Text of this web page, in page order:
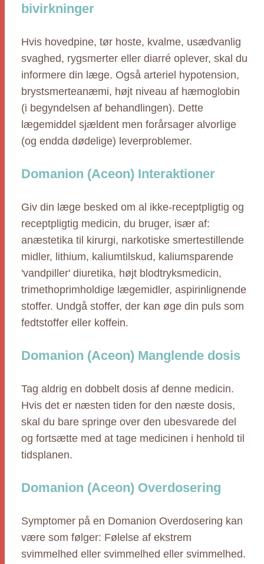
bivirkninger
Hvis hovedpine, tør hoste, kvalme, usædvanlig
svaghed, rygsmerter eller diarré oplever, skal du
informere din læge. Også arteriel hypotension,
brystsmerteanæmi, højt niveau af hæmoglobin
(i begyndelsen af behandlingen). Dette
lægemiddel sjældent men forårsager alvorlige
(og endda dødelige) leverproblemer.
Domanion (Aceon) Interaktioner
Giv din læge besked om al ikke-receptpligtig og
receptpligtig medicin, du bruger, især af:
anæstetika til kirurgi, narkotiske smertestillende
midler, lithium, kaliumtilskud, kaliumsparende
'vandpiller' diuretika, højt blodtryksmedicin,
trimethoprimholdige lægemidler, aspirinlignende
stoffer. Undgå stoffer, der kan øge din puls som
fedtstoffer eller koffein.
Domanion (Aceon) Manglende dosis
Tag aldrig en dobbelt dosis af denne medicin.
Hvis det er næsten tiden for den næste dosis,
skal du bare springe over den ubesvarede del
og fortsætte med at tage medicinen i henhold til
tidsplanen.
Domanion (Aceon) Overdosering
Symptomer på en Domanion Overdosering kan
være som følger: Følelse af ekstrem
svimmelhed eller svimmelhed eller svimmelhed.